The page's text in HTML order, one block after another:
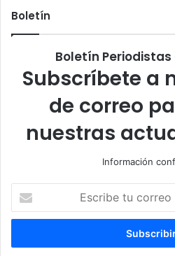
Boletín
Boletín Periodistas
Subscríbete a
de correo
nuestras
Información
correo